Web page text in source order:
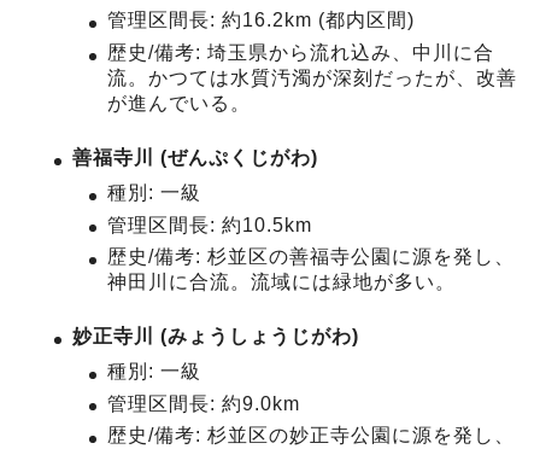
管理区間長: 約16.2km (都内区間)
歴史/備考: 埼玉県から流れ込み、中川に合
流。かつては水質汚濁が深刻だったが、改善
が進んでいる。
善福寺川 (ぜんぷくじがわ)
種別: 一級
管理区間長: 約10.5km
歴史/備考: 杉並区の善福寺公園に源を発し、
神田川に合流。流域には緑地が多い。
妙正寺川 (みょうしょうじがわ)
種別: 一級
管理区間長: 約9.0km
歴史/備考: 杉並区の妙正寺公園に源を発し、